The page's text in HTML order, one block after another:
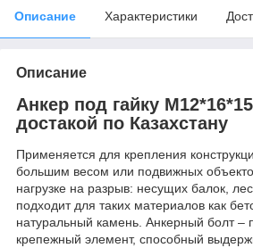
Описание Характеристики
Описание
Анкер под гайку
достакой по Казахстану
Применяется для крепления
большим весом или подвижных
нагрузке на разрыв: несущих балок,
подходит для таких материалов как
натуральный камень. Анкерный болт
крепежный элемент, способный